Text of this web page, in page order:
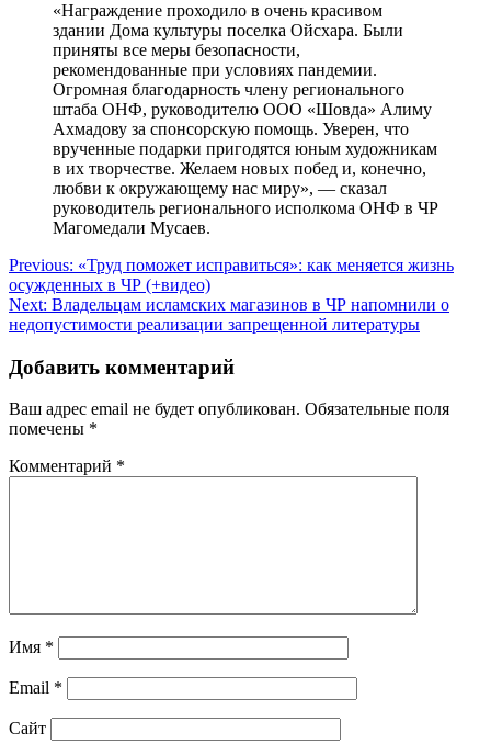
«Награждение проходило в очень красивом
здании Дома культуры поселка Ойсхара. Были
приняты все меры безопасности,
рекомендованные при условиях пандемии.
Огромная благодарность члену регионального
штаба ОНФ, руководителю ООО «Шовда» Алиму
Ахмадову за спонсорскую помощь. Уверен, что
врученные подарки пригодятся юным художникам
в их творчестве. Желаем новых побед и, конечно,
любви к окружающему нас миру», — сказал
руководитель регионального исполкома ОНФ в ЧР
Магомедали Мусаев.
Навигация
по
записям
Previous: «Труд поможет исправиться»: как меняется жизнь
осужденных в ЧР (+видео)
Next: Владельцам исламских магазинов в ЧР напомнили о
недопустимости реализации запрещенной литературы
Добавить комментарий
Ваш адрес email не будет опубликован. Обязательные поля
помечены *
Комментарий *
Имя *
Email *
Сайт